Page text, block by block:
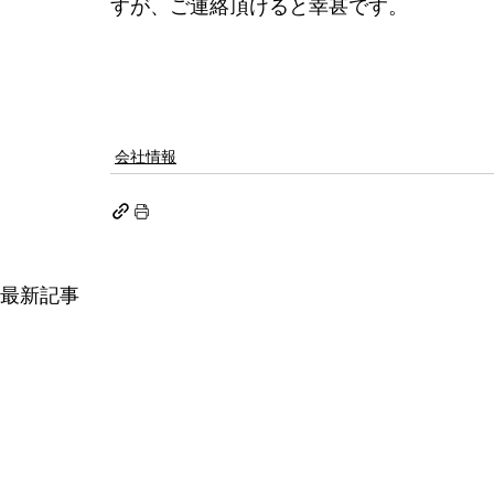
すが、ご連絡頂けると幸甚です。
会社情報
最新記事